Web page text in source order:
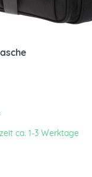
ca. 1-3 Werktage